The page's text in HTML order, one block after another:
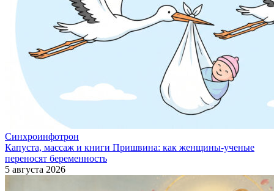
Синхроинфотрон
Капуста, массаж и книги Пришвина: как женщины-ученые
переносят беременность
5 августа 2026